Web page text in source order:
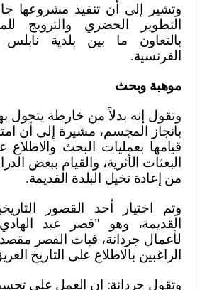
وتشير إلى أن تنفيذ مشروعها
التطوير الحضري والترويج
بالتعاون ما بين بلدية
الفرنسية.
موهبة وبحث
وتقول إنه بدلاً من خارطة يتجول
بانجاز المجسم، مشيرة إلى أن
قيامها بعمليات البحث
البعثات الأثرية، والقيام ببعض
من إعادة تخيل البلدة القديمة.
وتم اختيار أحد القصور
القديمة، وهو "قصر عبد
لأعمال جردانة، فبات القصر
الراغبين بالاطلاع على التاريخ
وتقول جردانة: إن العمل على